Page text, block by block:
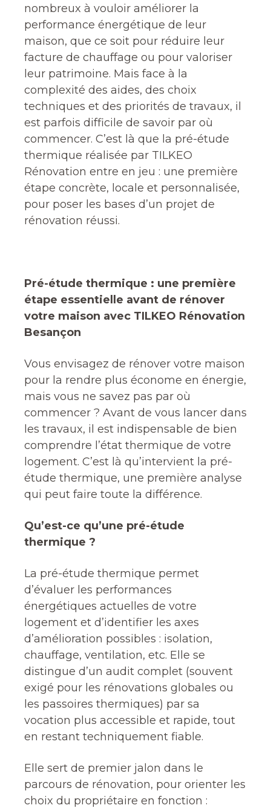
nombreux à vouloir améliorer la
performance énergétique de leur
maison, que ce soit pour réduire leur
facture de chauffage ou pour valoriser
leur patrimoine. Mais face à la
complexité des aides, des choix
techniques et des priorités de travaux, il
est parfois difficile de savoir par où
commencer. C’est là que la pré-étude
thermique réalisée par TILKEO
Rénovation entre en jeu : une première
étape concrète, locale et personnalisée,
pour poser les bases d’un projet de
rénovation réussi.
Pré-étude thermique : une première
étape essentielle avant de rénover
votre maison avec TILKEO Rénovation
Besançon
Vous envisagez de rénover votre maison
pour la rendre plus économe en énergie,
mais vous ne savez pas par où
commencer ? Avant de vous lancer dans
les travaux, il est indispensable de bien
comprendre l’état thermique de votre
logement. C’est là qu’intervient la pré-
étude thermique, une première analyse
qui peut faire toute la différence.
Qu’est-ce qu’une pré-étude
thermique ?
La pré-étude thermique permet
d’évaluer les performances
énergétiques actuelles de votre
logement et d’identifier les axes
d’amélioration possibles : isolation,
chauffage, ventilation, etc. Elle se
distingue d’un audit complet (souvent
exigé pour les rénovations globales ou
les passoires thermiques) par sa
vocation plus accessible et rapide, tout
en restant techniquement fiable.
Elle sert de premier jalon dans le
parcours de rénovation, pour orienter les
choix du propriétaire en fonction :